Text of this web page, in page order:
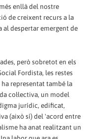
enllà del nostre
de creixent recurs a la
despertar emergent de
però sobretot en els
Fordista, les restes
representat també la
col·lectiva, un model
jurídic, edificat,
(això sí) del 'acord entre
ha anat realitzant un